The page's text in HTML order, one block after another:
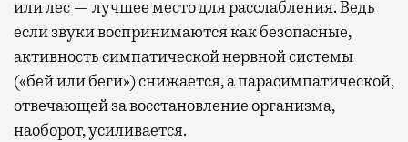
или лес — лучшее место для расслабления. Ведь
если звуки воспринимаются как безопасные,
активность симпатической нервной системы
(«бей или беги») снижается, а парасимпатической,
отвечающей за восстановление организма,
наоборот, усиливается.